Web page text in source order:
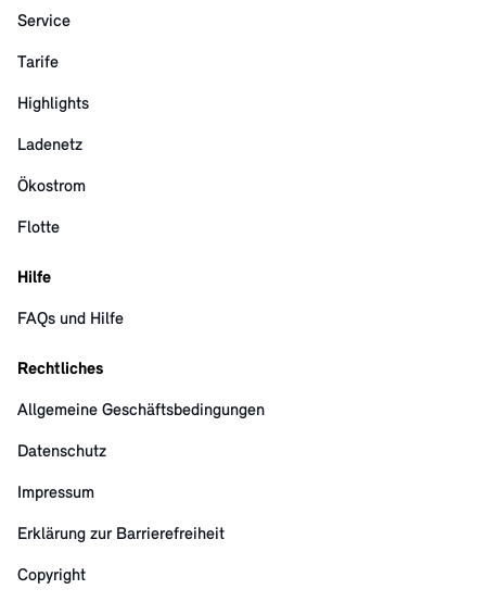
Service
Tarife
Highlights
Ladenetz
Ökostrom
Flotte
Hilfe
FAQs und Hilfe
Rechtliches
Allgemeine Geschäftsbedingungen
Datenschutz
Impressum
Erklärung zur Barrierefreiheit
Copyright